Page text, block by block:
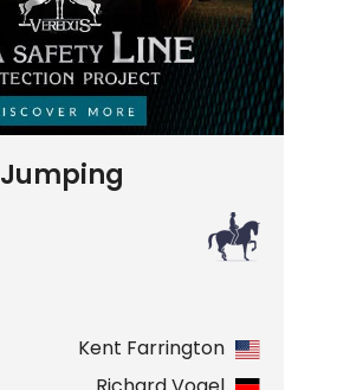
Jumping
Kent Farrington